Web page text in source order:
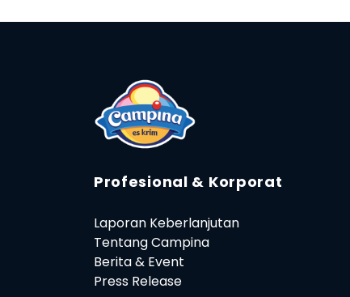
Profesional & Korporat
Laporan Keberlanjutan
Tentang Campina
Berita & Event
Press Release